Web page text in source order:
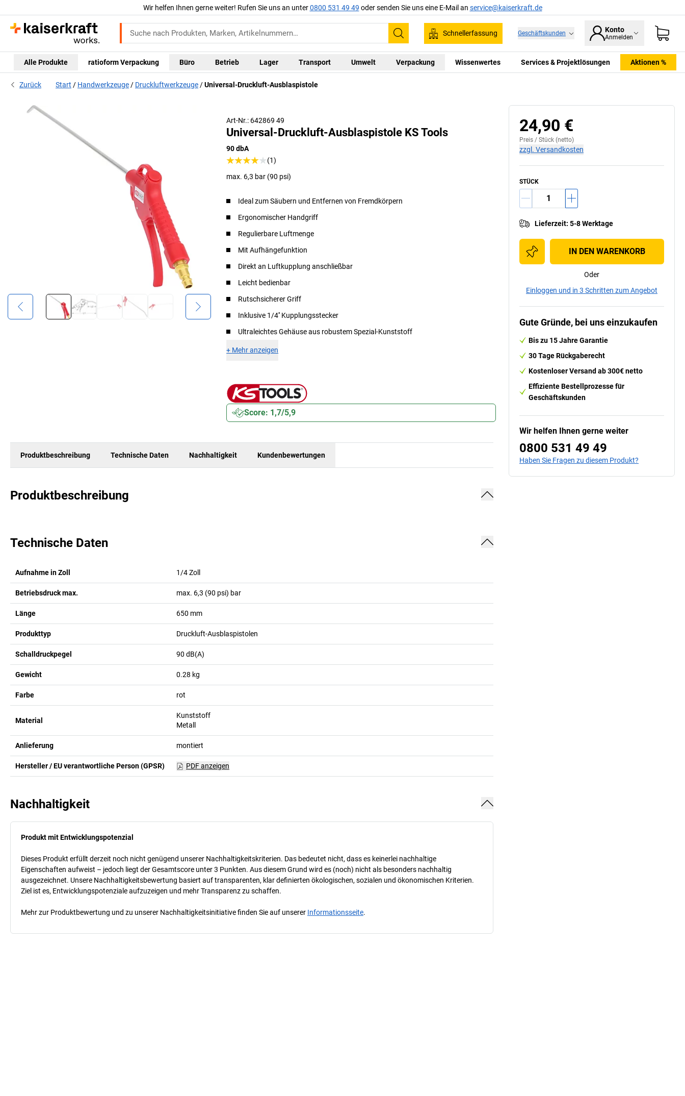
Wir helfen Ihnen gerne weiter! Rufen Sie uns an unter0800 531 49 49 oder senden Sie uns eine E-Mail an service@kaiserkraft.de
Suchen
Schnellerfassung Geschäftskunden Konto
Anmelden
Alle Produkte ratioform Verpackung Büro Betrieb Lager Transport Umwelt Verpackung Wissenwertes Services & Projektlösungen Aktionen %
Zurück Start Handwerkzeuge Druckluftwerkzeuge Universal-Druckluft-Ausblaspistole
Art-Nr.: 642869 49
Universal-Druckluft-Ausblaspistole KS Tools
90 dbA
(1)
max. 6,3 bar (90 psi)
Ideal zum Säubern und Entfernen von Fremdkörpern
Ergonomischer Handgriff
Regulierbare Luftmenge
Mit Aufhängefunktion
Direkt an Luftkupplung anschließbar
Leicht bedienbar
Rutschsicherer Griff
Inklusive 1/4'' Kupplungsstecker
Ultraleichtes Gehäuse aus robustem Spezial-Kunststoff
+ Mehr anzeigen
Score: 1,7/5,9
Produktbeschreibung Technische Daten Nachhaltigkeit Kundenbewertungen
Produktbeschreibung
Technische Daten
Aufnahme in Zoll 1/4Zoll
Betriebsdruck max. max. 6,3 (90 psi) bar
Länge 650 mm
Produkttyp Druckluft-Ausblaspistolen
Schalldruckpegel 90 dB(A)
Gewicht 0.28 kg
Farbe rot
Material
Kunststoff
Metall
Anlieferung montiert
Hersteller / EU verantwortliche Person (GPSR) PDF anzeigen
Nachhaltigkeit
Produkt mit Entwicklungspotenzial
Dieses Produkt erfüllt derzeit noch nicht genügend unserer Nachhaltigkeitskriterien. Das bedeutet nicht, dass es keinerlei nachhaltige
Eigenschaften aufweist – jedoch liegt der Gesamtscore unter 3 Punkten. Aus diesem Grund wird es (noch) nicht als besonders nachhaltig
ausgezeichnet. Unsere Nachhaltigkeitsbewertung basiert auf transparenten, klar definierten ökologischen, sozialen und ökonomischen Kriterien.
Ziel ist es, Entwicklungspotenziale aufzuzeigen und mehr Transparenz zu schaffen.
Mehr zur Produktbewertung und zu unserer Nachhaltigkeitsinitiative finden Sie auf unserer Informationsseite.
24,90 €
Preis / Stück (netto)
zzgl. Versandkosten
STÜCK
Lieferzeit: 5-8 Werktage
IN DEN WARENKORB
Oder
Einloggen und in 3 Schritten zum Angebot
Gute Gründe, bei uns einzukaufen
Bis zu 15 Jahre Garantie
30 Tage Rückgaberecht
Kostenloser Versand ab 300€ netto
Effiziente Bestellprozesse für
Geschäftskunden
Wir helfen Ihnen gerne weiter
0800 531 49 49
Haben Sie Fragen zu diesem Produkt?